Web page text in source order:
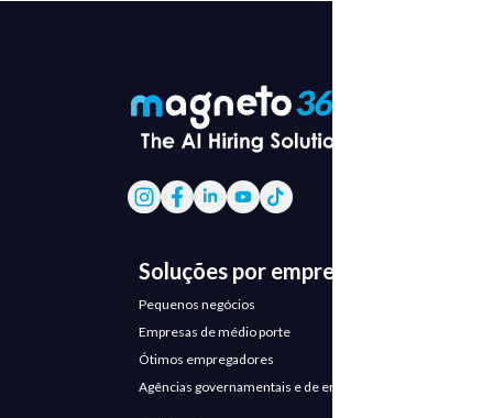
Soluções por empresa
Pequenos negócios
Empresas de médio porte
Ótimos empregadores
Agências governamentais e de emprego